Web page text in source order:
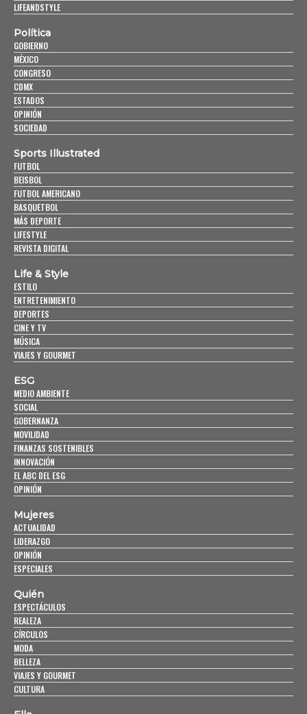
LIFEANDSTYLE
Política
GOBIERNO
MÉXICO
CONGRESO
CDMX
ESTADOS
OPINIÓN
SOCIEDAD
Sports Illustrated
FUTBOL
BEISBOL
FUTBOL AMERICANO
BASQUETBOL
MÁS DEPORTE
LIFESTYLE
REVISTA DIGITAL
Life & Style
ESTILO
ENTRETENIMIENTO
DEPORTES
CINE Y TV
MÚSICA
VIAJES Y GOURMET
ESG
MEDIO AMBIENTE
SOCIAL
GOBERNANZA
MOVILIDAD
FINANZAS SOSTENIBLES
INNOVACIÓN
EL ABC DEL ESG
OPINIÓN
Mujeres
ACTUALIDAD
LIDERAZGO
OPINIÓN
ESPECIALES
Quién
ESPECTÁCULOS
REALEZA
CÍRCULOS
MODA
BELLEZA
VIAJES Y GOURMET
CULTURA